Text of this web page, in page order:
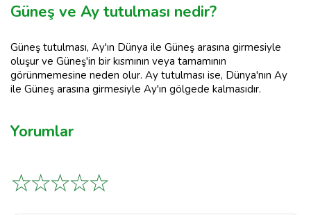
Güneş ve Ay tutulması nedir?
Güneş tutulması, Ay'ın Dünya ile Güneş arasına girmesiyle
oluşur ve Güneş'in bir kısmının veya tamamının
görünmemesine neden olur. Ay tutulması ise, Dünya'nın Ay
ile Güneş arasına girmesiyle Ay'ın gölgede kalmasıdır.
Yorumlar
☆
☆
☆
☆
☆